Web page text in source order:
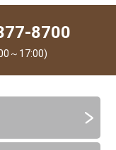
8700
～17:00)